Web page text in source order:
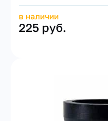
в наличии
225 руб.